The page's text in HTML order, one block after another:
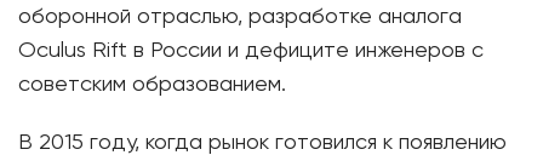
оборонной отраслью, разработке аналога
Oculus Rift в России и дефиците инженеров с
советским образованием.
В 2015 году, когда рынок готовился к появлению